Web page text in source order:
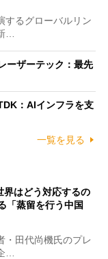
るグローバルリン
…
ーザーテック：最先
：AIインフラを支
一覧を見る
はどう対応するの
「蒸留を行う中国
田代尚機氏のプレ
…